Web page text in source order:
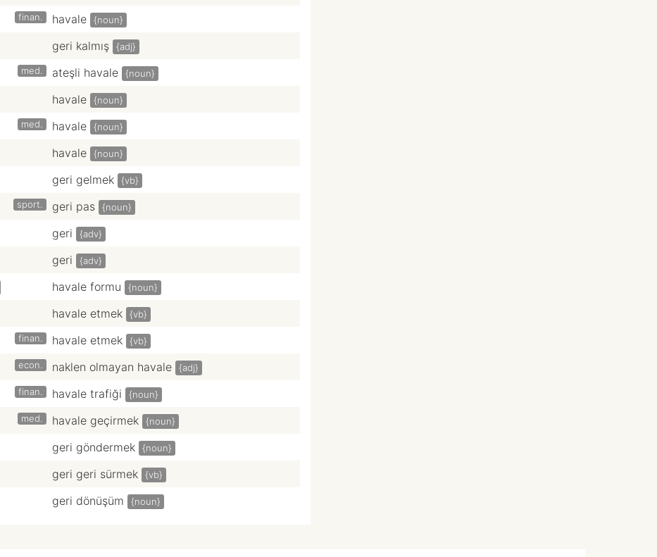
finan. havale {noun}
geri kalmış {adj}
med. ateşli havale {noun}
havale {noun}
med. havale {noun}
havale {noun}
geri gelmek {vb}
sport. geri pas {noun}
geri {adv}
geri {adv}
havale formu {noun}
havale etmek {vb}
finan. havale etmek {vb}
econ. naklen olmayan havale {adj}
finan. havale trafiği {noun}
med. havale geçirmek {noun}
geri göndermek {noun}
geri geri sürmek {vb}
geri dönüşüm {noun}